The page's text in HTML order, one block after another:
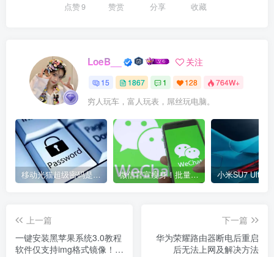
点赞9 赞赏 分享 收藏
LoeB__ 关注
15 1867 1 128 764W+
穷人玩车，富人玩表，屌丝玩电脑。
移动光猫超级密码是多少？移动光猫超级管理员后台账号与密码 微信官宣瘦身！批量清理原图新功能来了 安卓、iOS均可使用
上一篇
一键安装黑苹果系统3.0教程
软件仅支持img格式镜像！！
下一篇
华为荣耀路由器断电后重启
后无法上网及解决方法